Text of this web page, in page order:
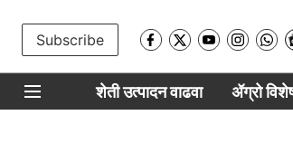
Subscribe
शेती उत्पादन वाढवा ॲग्रो